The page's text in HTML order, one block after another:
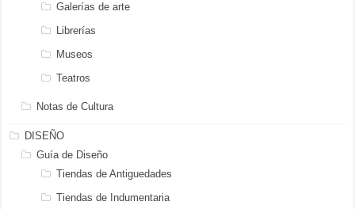
Galerías de arte
Librerías
Museos
Teatros
Notas de Cultura
DISEÑO
Guía de Diseño
Tiendas de Antiguedades
Tiendas de Indumentaria